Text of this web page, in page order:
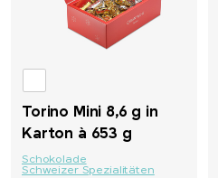
Torino Mini 8,6 g in
Karton à 653 g
Schokolade
Schweizer Spezialitäten